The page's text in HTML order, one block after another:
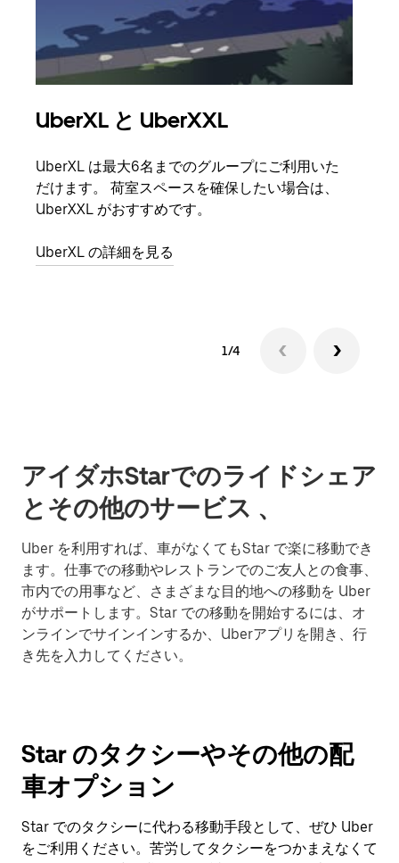
UberXL と UberXXL
UberXL は最大6名までのグループにご利用いた
だけます。 荷室スペースを確保したい場合は、
UberXXL がおすすめです。
UberXL の詳細を見る
1/4
アイダホStarでのライドシェア
とその他のサービス 、
Uber を利用すれば、車がなくてもStar で楽に移動でき
ます。仕事での移動やレストランでのご友人との食事、
市内での用事など、さまざまな目的地への移動を Uber
がサポートします。Star での移動を開始するには、オ
ンラインでサインインするか、Uberアプリを開き、行
き先を入力してください。
Star のタクシーやその他の配
車オプション
Star でのタクシーに代わる移動手段として、ぜひ Uber
をご利用ください。苦労してタクシーをつかまえなくて